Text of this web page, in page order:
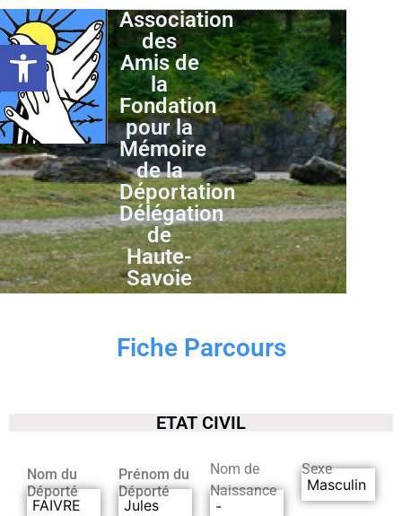
Ouvrir la barre d’outils
Association
des
Amis de
la
Fondation
pour la
Mémoire
de la
Déportation
Délégation
de
Haute-
Savoie
Fiche Parcours
ETAT CIVIL
Nom du
Déporté
FAIVRE
Prénom du
Déporté
Jules
Nom de
Naissance
-
Sexe
Masculin